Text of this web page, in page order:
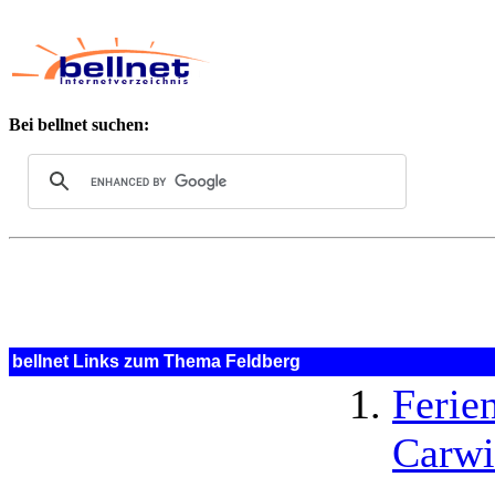
Bei bellnet suchen:
bellnet Links zum Thema Feldberg